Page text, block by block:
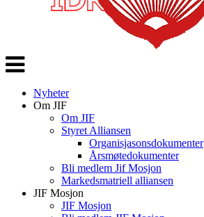
Veksle
navigasjon
Nyheter
Om JIF
Om JIF
Styret Alliansen
Organisjasonsdokumenter
Årsmøtedokumenter
Bli medlem Jif Mosjon
Markedsmatriell alliansen
JIF Mosjon
JIF Mosjon